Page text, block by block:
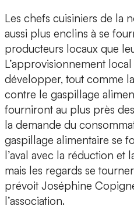
Les chefs cuisiniers de la
aussi plus enclins à se
producteurs locaux que
L’approvisionnement local
développer, tout comme
contre le gaspillage
fourniront au plus près
la demande du
gaspillage alimentaire se
l’aval avec la réduction et
mais les regards se
prévoit Joséphine
l’association.